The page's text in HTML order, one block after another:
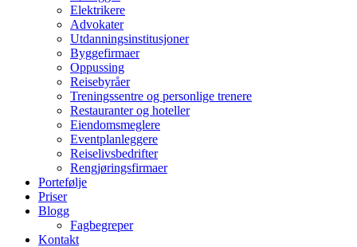
Elektrikere
Advokater
Utdanningsinstitusjoner
Byggefirmaer
Oppussing
Reisebyråer
Treningssentre og personlige trenere
Restauranter og hoteller
Eiendomsmeglere
Eventplanleggere
Reiselivsbedrifter
Rengjøringsfirmaer
Portefølje
Priser
Blogg
Fagbegreper
Kontakt